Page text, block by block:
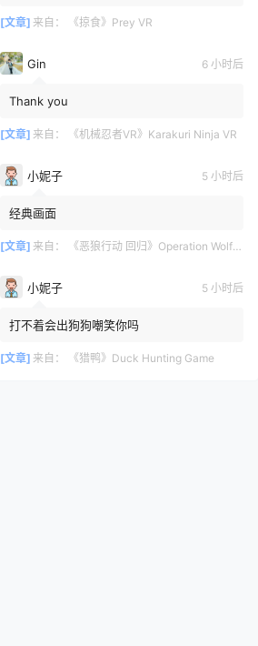
[文章] 来自： 《掠食》Prey VR
Gin 6 小时后
Thank you
[文章] 来自： 《机械忍者VR》Karakuri Ninja VR
小妮子 5 小时后
经典画面
[文章] 来自： 《恶狼行动 回归》Operation Wolf Returns: First Mission VR
小妮子 5 小时后
打不着会出狗狗嘲笑你吗
[文章] 来自： 《猎鸭》Duck Hunting Game